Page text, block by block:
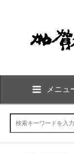
メニュ